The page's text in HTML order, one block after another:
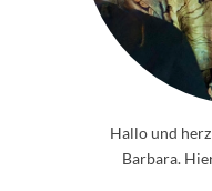
Hallo und
Barbara.